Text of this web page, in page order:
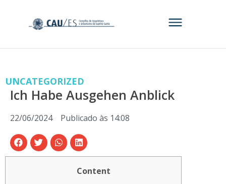
UNCATEGORIZED
Ich Habe Ausgehen Anblick
22/06/2024 Publicado às 14:08
Content